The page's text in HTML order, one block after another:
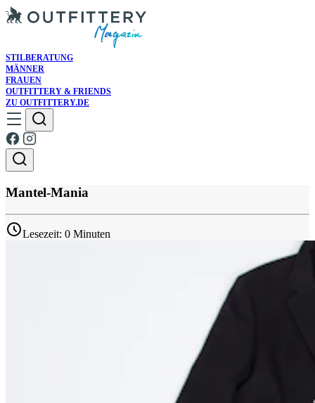
STILBERATUNG
MÄNNER
FRAUEN
OUTFITTERY & FRIENDS
ZU OUTFITTERY.DE
Mantel-Mania
Lesezeit: 0 Minuten